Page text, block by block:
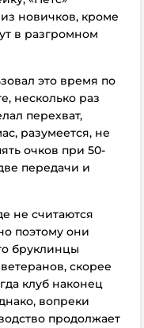
новичков, кроме
в разгромном
это время по
несколько раз
перехват,
разумеется, не
очков при 50-
передачи и
не считаются
поэтому они
бруклинцы
скорее
клуб наконец
вопреки
продолжает